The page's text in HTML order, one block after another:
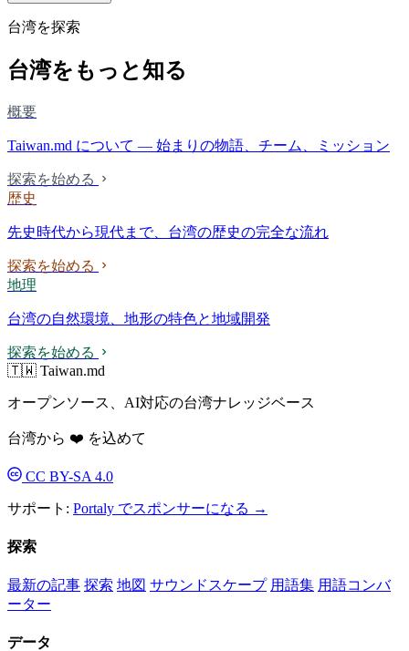
台湾を探索
台湾をもっと知る
概要
Taiwan.md について — 始まりの物語、チーム、ミッション
探索を始める
歴史
先史時代から現代まで、台湾の歴史の完全な流れ
探索を始める
地理
台湾の自然環境、地形の特色と地域開発
探索を始める
🇹🇼 Taiwan.md
オープンソース、AI対応の台湾ナレッジベース
台湾から ❤️ を込めて
CC BY-SA 4.0
サポート: Portaly でスポンサーになる →
探索
最新の記事 探索 地図 サウンドスケープ 用語集 用語コンバ
ーター
データ